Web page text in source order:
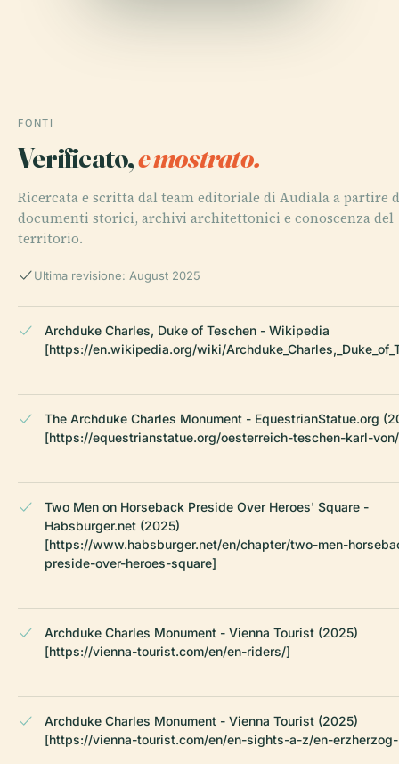
FONTI
Verificato,e mostrato.
Ricercata e scritta dal team editoriale di Audiala a partire
documenti storici, archivi architettonici e conoscenza del
territorio.
Ultima revisione: August 2025
Archduke Charles, Duke of Teschen - Wikipedia
[https://en.wikipedia.org/wiki/
The Archduke Charles Monument - EquestrianStatue.org
[https://equestrianstatue.org/oesterreich-teschen-karl-
Two Men on Horseback Preside Over Heroes' Square -
Habsburger.net (2025)
[https://www.habsburger.net/en/chapter/two-men-
preside-over-heroes-square]
Archduke Charles Monument - Vienna Tourist (2025)
[https://vienna-tourist.com/en/en-riders/]
Archduke Charles Monument - Vienna Tourist (2025)
[https://vienna-tourist.com/en/en-sights-a-z/en-